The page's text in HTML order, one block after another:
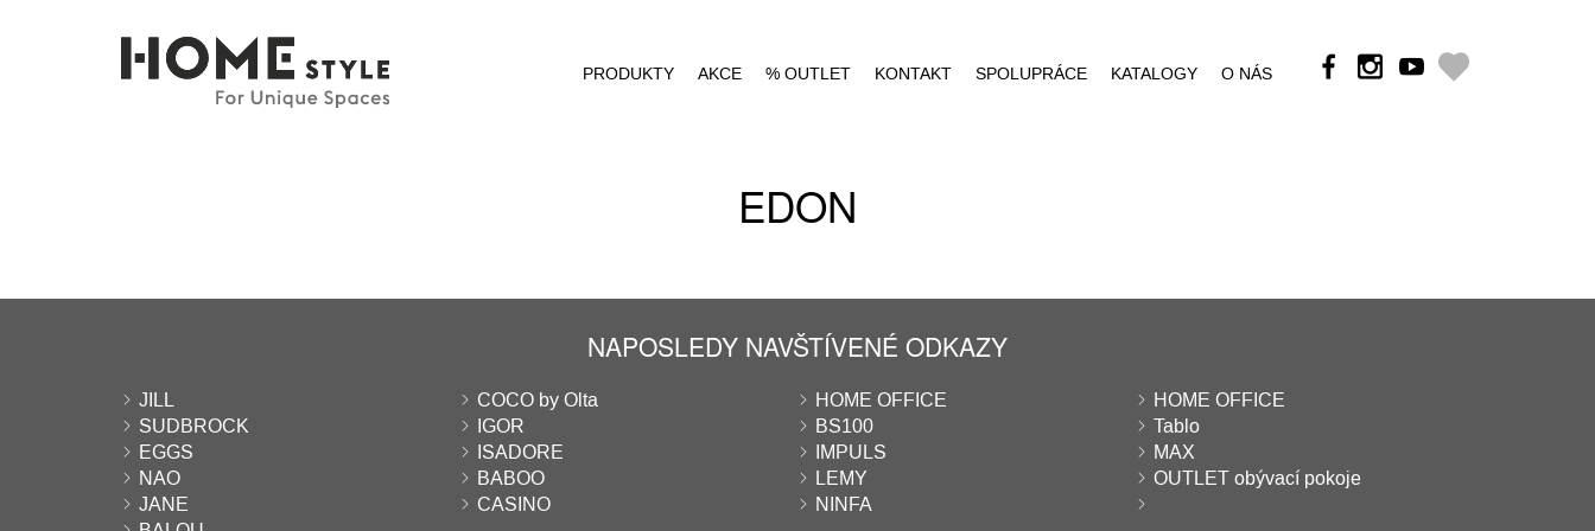
PRODUKTY AKCE % OUTLET KONTAKT SPOLUPRÁCE KATALOGY O NÁS
EDON
NAPOSLEDY NAVŠTÍVENÉ ODKAZY
JILL COCO by Olta HOME OFFICE
HOME OFFICE
SUDBROCK
IGOR BS100
Tablo
EGGS
ISADORE IMPULS
MAX
NAO
BABOO LEMY
OUTLET obývací pokoje
JANE
CASINO
NINFA